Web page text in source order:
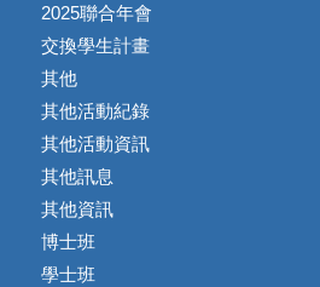
2025聯合年會
交換學生計畫
其他
其他活動紀錄
其他活動資訊
其他訊息
其他資訊
博士班
學士班